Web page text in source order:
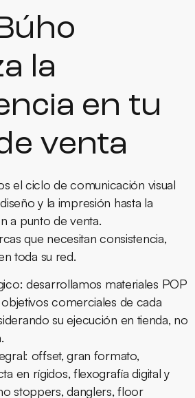
la
en tu
venta
el ciclo de comunicación visual
y la impresión hasta la
a punto de venta.
que necesitan consistencia,
toda su red.
desarrollamos materiales POP
comerciales de cada
su ejecución en tienda, no
offset, gran formato,
en rígidos, flexografía digital y
stoppers, danglers, floor